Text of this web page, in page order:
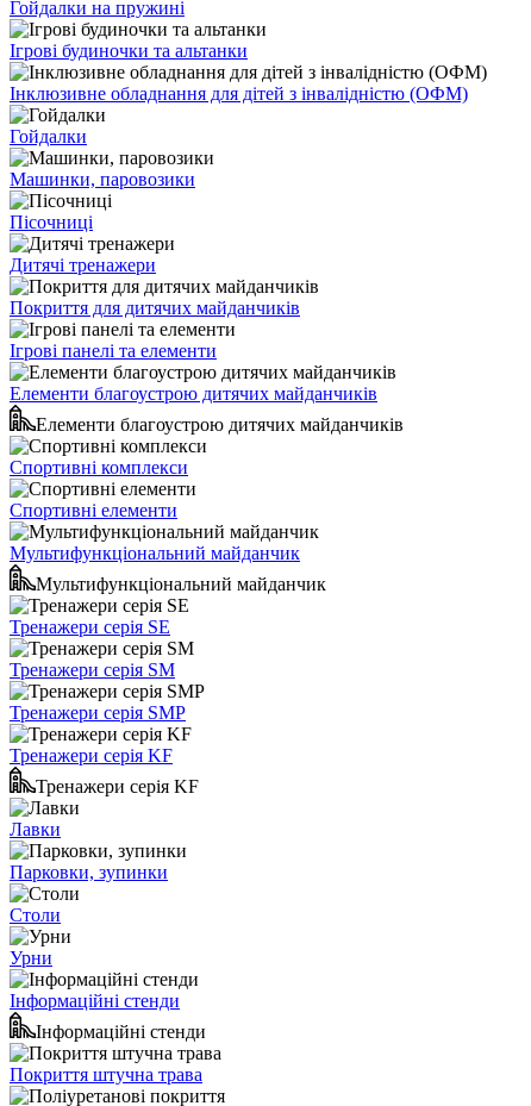
Гойдалки на пружині
Ігрові будиночки та альтанки
Інклюзивне обладнання для дітей з інвалідністю (ОФМ)
Гойдалки
Машинки, паровозики
Пісочниці
Дитячі тренажери
Покриття для дитячих майданчиків
Ігрові панелі та елементи
Елементи благоустрою дитячих майданчиків
Елементи благоустрою дитячих майданчиків
Спортивні комплекси
Спортивні елементи
Мультифункціональний майданчик
Мультифункціональний майданчик
Тренажери серія SE
Тренажери серія SM
Тренажери серія SMP
Тренажери серія KF
Тренажери серія KF
Лавки
Парковки, зупинки
Столи
Урни
Інформаційні стенди
Інформаційні стенди
Покриття штучна трава